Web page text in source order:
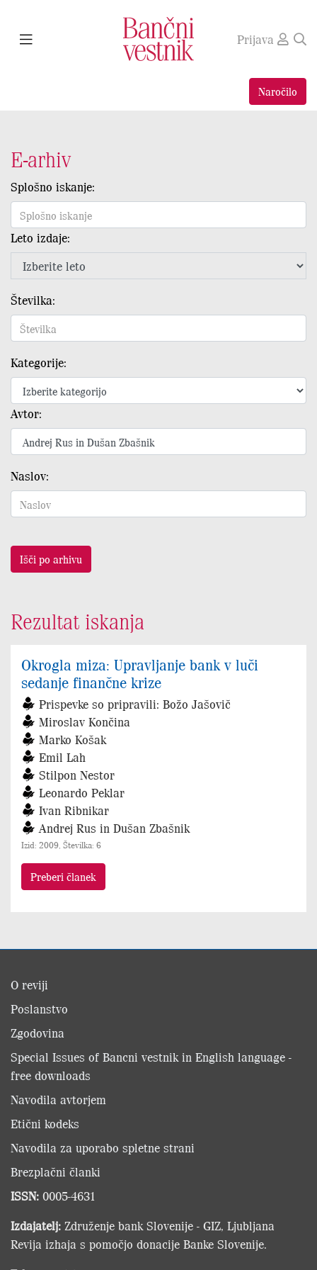
Prijava
Naročilo
E-arhiv
Splošno iskanje:
Leto izdaje:
Številka:
Kategorije:
Avtor:
Naslov:
Išči po arhivu
Rezultat iskanja
Okrogla miza: Upravljanje bank v luči
sedanje finančne krize
Prispevke so pripravili: Božo Jašovič
Miroslav Končina
Marko Košak
Emil Lah
Stilpon Nestor
Leonardo Peklar
Ivan Ribnikar
Andrej Rus in Dušan Zbašnik
Izid: 2009, Številka: 6
Preberi članek
O reviji
Poslanstvo
Zgodovina
Special Issues of Bancni vestnik in English language -
free downloads
Navodila avtorjem
Etični kodeks
Navodila za uporabo spletne strani
Brezplačni članki
ISSN: 0005-4631
Izdajatelj: Združenje bank Slovenije - GIZ, Ljubljana
Revija izhaja s pomočjo donacije Banke Slovenije.